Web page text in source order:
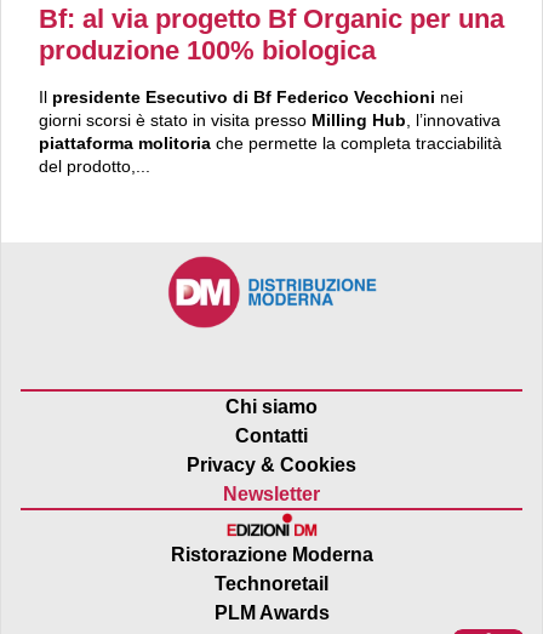
Bf: al via progetto Bf Organic per una
produzione 100% biologica
Il presidente Esecutivo di Bf Federico Vecchioni nei
giorni scorsi è stato in visita presso Milling Hub , l’innovativa
piattaforma molitoria che permette la completa tracciabilità
del prodotto,...
Chi siamo
Contatti
Privacy & Cookies
Newsletter
Ristorazione Moderna
Technoretail
PLM Awards